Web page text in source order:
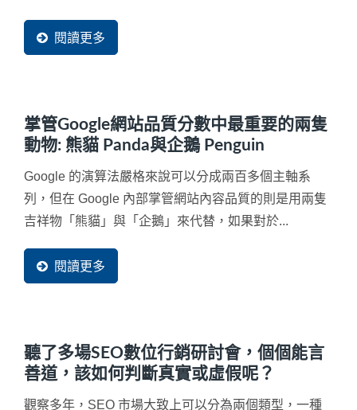
閱讀更多
掌管Google網站品質分數中最重要的兩隻
動物: 熊貓 Panda與企鵝 Penguin
Google 的演算法嚴格來說可以分成兩百多個主軸系
列，但在 Google 內部掌管網站內容品質的則是用兩隻
吉祥物「熊貓」與「企鵝」來代替，如果對於...
閱讀更多
聽了多場SEO數位行銷研討會，個個能言
善道，該如何判斷真實或虛假呢？
觀察多年，SEO 市場大致上可以分為兩個類型，一種